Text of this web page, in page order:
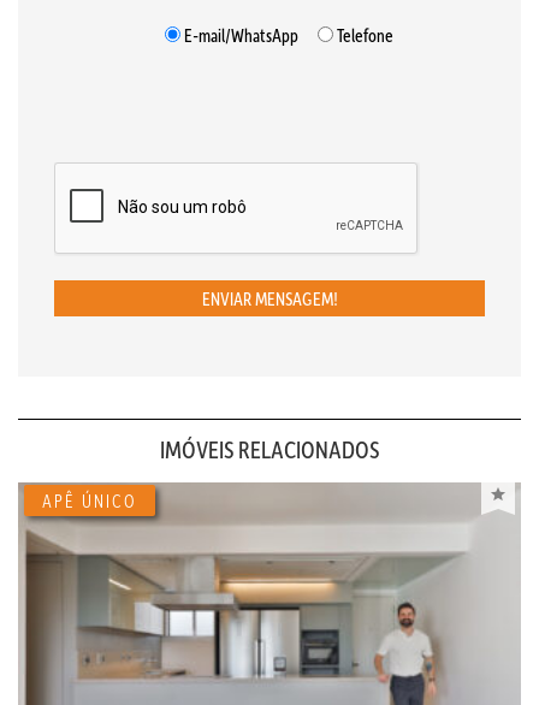
E-mail/WhatsApp
Telefone
ENVIAR MENSAGEM!
IMÓVEIS RELACIONADOS